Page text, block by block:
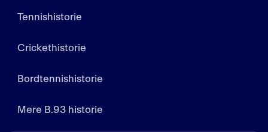
Tennishistorie
Crickethistorie
Bordtennishistorie
Mere B.93 historie